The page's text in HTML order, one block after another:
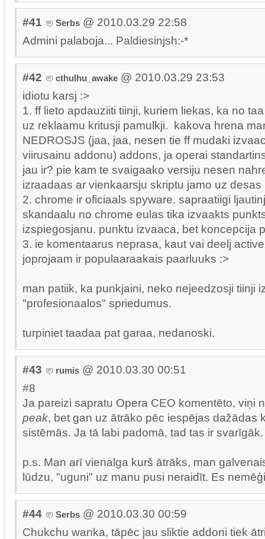
#41 Serbs @ 2010.03.29 22:58
Admini palaboja... Paldiesinjsh:-*
#42 cthulhu_awake @ 2010.03.29 23:53
idiotu karsj :>
1. ff lieto apdauziiti tiinji, kuriem liekas, ka no
uz reklaamu kritusji pamulkji. kakova hrena
NEDROSJS (jaa, jaa, nesen tie ff mudaki
viirusainu addonu) addons, ja operai
jau ir? pie kam te svaigaako versiju nesen
izraadaas ar vienkaarsju skriptu jamo uz desas
2. chrome ir oficiaals spyware. sapraatiigi
skandaalu no chrome eulas tika izvaakts
izspiegosjanu. punktu izvaaca, bet koncepcija
3. ie komentaarus neprasa, kaut vai deelj
joprojaam ir populaaraakais paarluuks :>
man patiik, ka punkjaini, neko nejeedzosji tiinji
"profesionaalos" spriedumus.
turpiniet taadaa pat garaa, nedanoski.
#43 rumis @ 2010.03.30 00:51
#8
Ja pareizi sapratu Opera CEO komentēto, viņi
peak, bet gan uz ātrāko pēc iespējas dažādas
sistēmās. Ja tā labi padomā, tad tas ir svarīgāk.
p.s. Man arī vienalga kurš ātrāks, man
lūdzu, "uguni" uz manu pusi neraidīt. Es
#44 Serbs @ 2010.03.30 00:59
Chukchu wanka, tāpēc jau sliktie addoni tiek